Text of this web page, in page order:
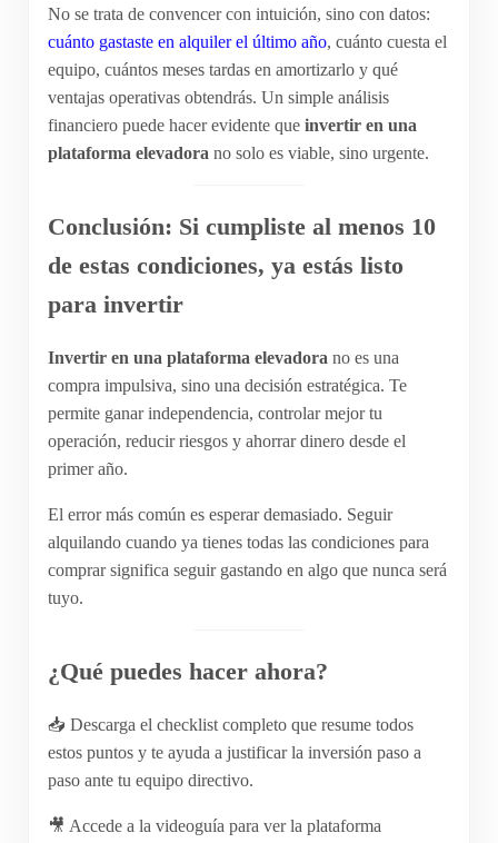
No se trata de convencer con intuición, sino con datos:
cuánto gastaste en alquiler el último año, cuánto cuesta el
equipo, cuántos meses tardas en amortizarlo y qué
ventajas operativas obtendrás. Un simple análisis
financiero puede hacer evidente que invertir en una
plataforma elevadora no solo es viable, sino urgente.
Conclusión: Si cumpliste al menos 10
de estas condiciones, ya estás listo
para invertir
Invertir en una plataforma elevadora no es una
compra impulsiva, sino una decisión estratégica. Te
permite ganar independencia, controlar mejor tu
operación, reducir riesgos y ahorrar dinero desde el
primer año.
El error más común es esperar demasiado. Seguir
alquilando cuando ya tienes todas las condiciones para
comprar significa seguir gastando en algo que nunca será
tuyo.
¿Qué puedes hacer ahora?
📥 Descarga el checklist completo que resume todos
estos puntos y te ayuda a justificar la inversión paso a
paso ante tu equipo directivo.
🎥 Accede a la videoguía para ver la plataforma